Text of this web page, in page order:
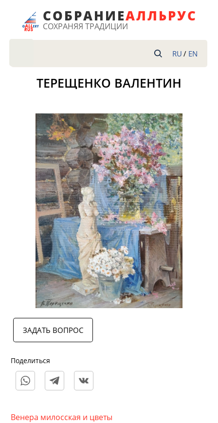
СОБРАНИЕАЛЛЬРУС
СОХРАНЯЯ ТРАДИЦИИ
RU /EN
ТЕРЕЩЕНКО ВАЛЕНТИН
Венера милосская и цветы
ЗАДАТЬ ВОПРОС
Поделиться